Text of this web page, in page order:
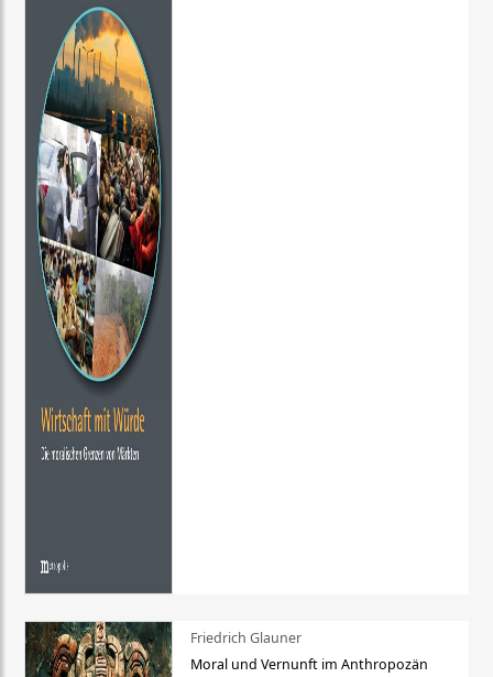
Friedrich Glauner
Moral und Vernunft im Anthropozän